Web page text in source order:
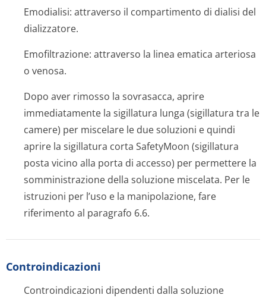
Emodialisi: attraverso il compartimento di dialisi del
dializzatore.
Emofiltrazione: attraverso la linea ematica arteriosa
o venosa.
Dopo aver rimosso la sovrasacca, aprire
immediatamente la sigillatura lunga (sigillatura tra le
camere) per miscelare le due soluzioni e quindi
aprire la sigillatura corta SafetyMoon (sigillatura
posta vicino alla porta di accesso) per permettere la
somministrazione della soluzione miscelata. Per le
istruzioni per l’uso e la manipolazione, fare
riferimento al paragrafo 6.6.
Controindicazioni
Controindicazioni dipendenti dalla soluzione